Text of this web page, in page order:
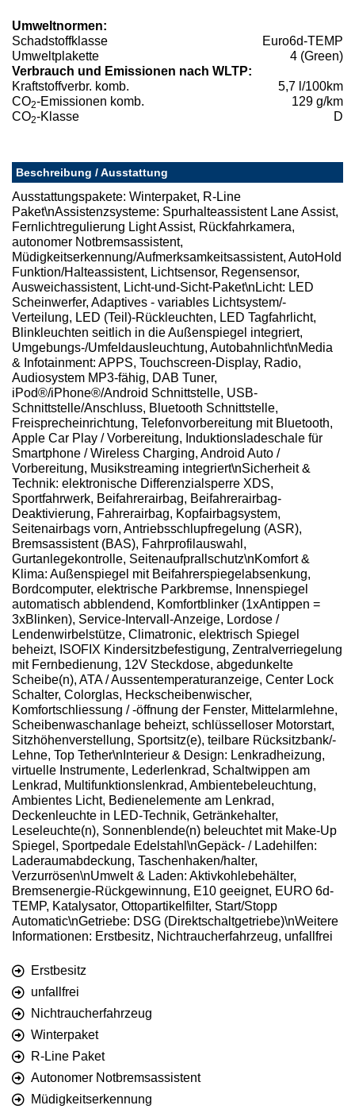
Umweltnormen:
Schadstoffklasse
Euro6d-TEMP
Umweltplakette
4 (Green)
Verbrauch und Emissionen nach WLTP:
Kraftstoffverbr. komb.
5,7 l/100km
CO2-Emissionen komb.
129 g/km
CO2-Klasse D
Beschreibung / Ausstattung
Ausstattungspakete: Winterpaket, R-Line
Paket\nAssistenzsysteme: Spurhalteassistent Lane Assist,
Fernlichtregulierung Light Assist, Rückfahrkamera,
autonomer Notbremsassistent,
Müdigkeitserkennung/Aufmerksamkeitsassistent, AutoHold
Funktion/Halteassistent, Lichtsensor, Regensensor,
Ausweichassistent, Licht-und-Sicht-Paket\nLicht: LED
Scheinwerfer, Adaptives - variables Lichtsystem/-
Verteilung, LED (Teil)-Rückleuchten, LED Tagfahrlicht,
Blinkleuchten seitlich in die Außenspiegel integriert,
Umgebungs-/Umfeldausleuchtung, Autobahnlicht\nMedia
& Infotainment: APPS, Touchscreen-Display, Radio,
Audiosystem MP3-fähig, DAB Tuner,
iPod®/iPhone®/Android Schnittstelle, USB-
Schnittstelle/Anschluss, Bluetooth Schnittstelle,
Freisprecheinrichtung, Telefonvorbereitung mit Bluetooth,
Apple Car Play / Vorbereitung, Induktionsladeschale für
Smartphone / Wireless Charging, Android Auto /
Vorbereitung, Musikstreaming integriert\nSicherheit &
Technik: elektronische Differenzialsperre XDS,
Sportfahrwerk, Beifahrerairbag, Beifahrerairbag-
Deaktivierung, Fahrerairbag, Kopfairbagsystem,
Seitenairbags vorn, Antriebsschlupfregelung (ASR),
Bremsassistent (BAS), Fahrprofilauswahl,
Gurtanlegekontrolle, Seitenaufprallschutz\nKomfort &
Klima: Außenspiegel mit Beifahrerspiegelabsenkung,
Bordcomputer, elektrische Parkbremse, Innenspiegel
automatisch abblendend, Komfortblinker (1xAntippen =
3xBlinken), Service-Intervall-Anzeige, Lordose /
Lendenwirbelstütze, Climatronic, elektrisch Spiegel
beheizt, ISOFIX Kindersitzbefestigung, Zentralverriegelung
mit Fernbedienung, 12V Steckdose, abgedunkelte
Scheibe(n), ATA / Aussentemperaturanzeige, Center Lock
Schalter, Colorglas, Heckscheibenwischer,
Komfortschliessung / -öffnung der Fenster, Mittelarmlehne,
Scheibenwaschanlage beheizt, schlüsselloser Motorstart,
Sitzhöhenverstellung, Sportsitz(e), teilbare Rücksitzbank/-
Lehne, Top Tether\nInterieur & Design: Lenkradheizung,
virtuelle Instrumente, Lederlenkrad, Schaltwippen am
Lenkrad, Multifunktionslenkrad, Ambientebeleuchtung,
Ambientes Licht, Bedienelemente am Lenkrad,
Deckenleuchte in LED-Technik, Getränkehalter,
Leseleuchte(n), Sonnenblende(n) beleuchtet mit Make-Up
Spiegel, Sportpedale Edelstahl\nGepäck- / Ladehilfen:
Laderaumabdeckung, Taschenhaken/halter,
Verzurrösen\nUmwelt & Laden: Aktivkohlebehälter,
Bremsenergie-Rückgewinnung, E10 geeignet, EURO 6d-
TEMP, Katalysator, Ottopartikelfilter, Start/Stopp
Automatic\nGetriebe: DSG (Direktschaltgetriebe)\nWeitere
Informationen: Erstbesitz, Nichtraucherfahrzeug, unfallfrei
Erstbesitz
unfallfrei
Nichtraucherfahrzeug
Winterpaket
R-Line Paket
Autonomer Notbremsassistent
Müdigkeitserkennung